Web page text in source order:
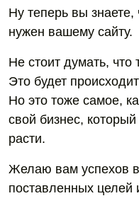
Ну теперь вы знаете,
нужен вашему сайту.
Не стоит думать, что
Это будет
Но это тоже самое,
свой бизнес,
расти.
Желаю вам успехов
поставленных целей